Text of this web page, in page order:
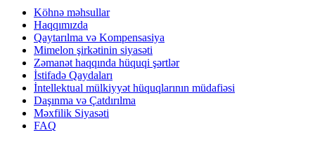
Köhnə məhsullar
Haqqımızda
Qaytarılma və Kompensasiya
Mimelon şirkətinin siyasəti
Zəmanət haqqında hüquqi şərtlər
İstifadə Qaydaları
İntellektual mülkiyyət hüquqlarının müdafiəsi
Daşınma və Çatdırılma
Məxfilik Siyasəti
FAQ